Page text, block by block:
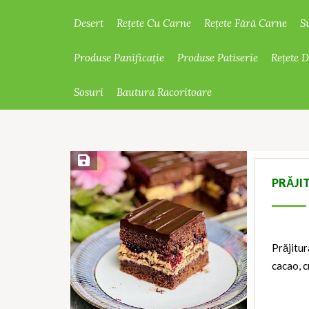
Desert Rețete Cu Carne Rețete Fără Carne
Produse Panificație Produse Patiserie Rețete
Sosuri Bautura Racoritoare
Save Recipe
cacao,